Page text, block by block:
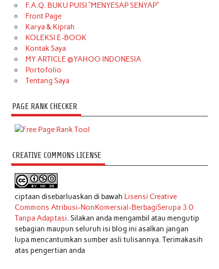
F.A.Q. BUKU PUISI “MENYESAP SENYAP”
Front Page
Karya & Kiprah
KOLEKSI E-BOOK
Kontak Saya
MY ARTICLE @YAHOO INDONESIA
Portofolio
Tentang Saya
PAGE RANK CHECKER
CREATIVE COMMONS LICENSE
ciptaan disebarluaskan di bawah Lisensi Creative
Commons Atribusi-NonKomersial-BerbagiSerupa 3.0
Tanpa Adaptasi. Silakan anda mengambil atau mengutip
sebagian maupun seluruh isi blog ini asalkan jangan
lupa mencantumkan sumber asli tulisannya. Terimakasih
atas pengertian anda